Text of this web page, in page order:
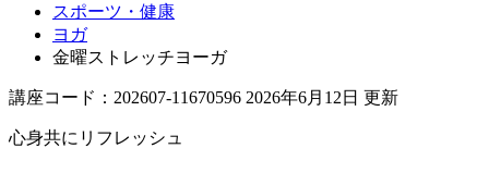
スポーツ・健康
ヨガ
金曜ストレッチヨーガ
講座コード：202607-11670596 2026年6月12日 更新
心身共にリフレッシュ